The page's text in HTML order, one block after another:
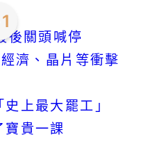
後關頭喊停
濟、晶片等衝擊
上最大罷工」
寶貴一課